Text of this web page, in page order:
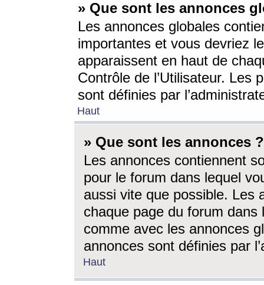
» Que sont les annonces
Les annonces globales
importantes et vous devriez
apparaissent en haut de
Contrôle de l’Utilisateur. Les
sont définies par
Haut
» Que sont les annonces ?
Les annonces contiennent
pour le forum dans lequel
aussi vite que possible. Les
chaque page du forum dans
comme avec les annonces
annonces sont définies par
Haut